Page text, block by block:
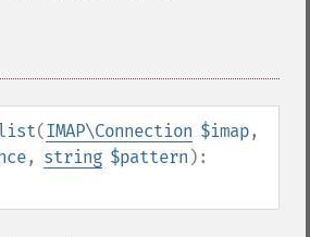
(IMAP\Connection $imap,
, string $pattern ):